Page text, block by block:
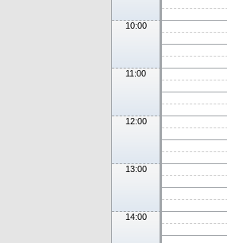
10:00
11:00
12:00
13:00
14:00